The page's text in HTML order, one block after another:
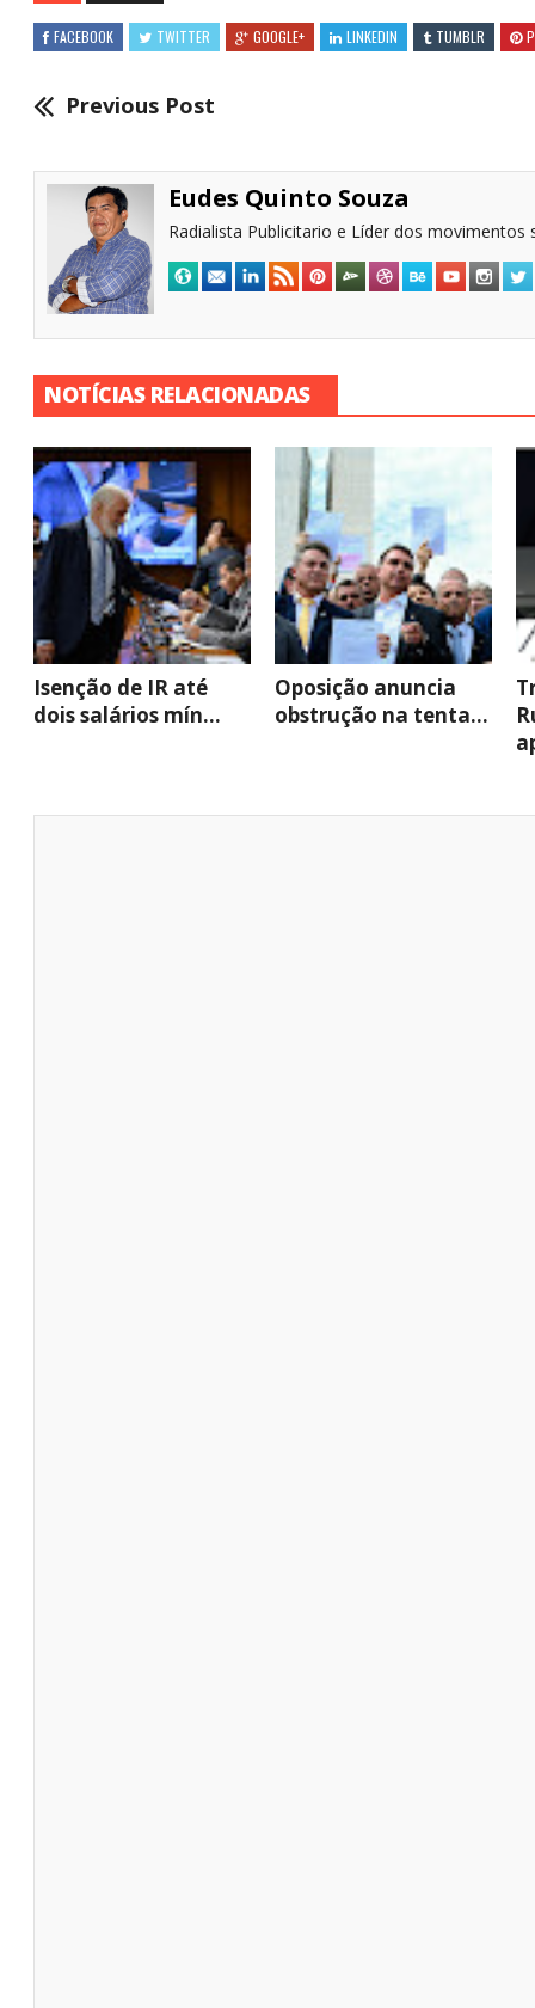
FACEBOOK TWITTER GOOGLE+ LINKEDIN TUMBLR
Previous Post
Eudes Quinto Souza
Radialista Publicitario e Líder dos movimentos
NOTÍCIAS RELACIONADAS
Isenção de IR até
dois salários mín...
Oposição anuncia
obstrução na tenta...